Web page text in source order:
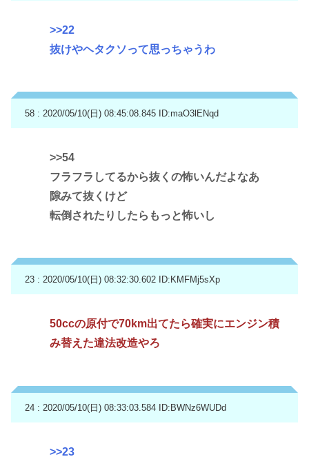
>>22
抜けやヘタクソって思っちゃうわ
58 : 2020/05/10(日) 08:45:08.845 ID:maO3lENqd
>>54
フラフラしてるから抜くの怖いんだよなあ
隙みて抜くけど
転倒されたりしたらもっと怖いし
23 : 2020/05/10(日) 08:32:30.602 ID:KMFMj5sXp
50ccの原付で70km出てたら確実にエンジン積
み替えた違法改造やろ
24 : 2020/05/10(日) 08:33:03.584 ID:BWNz6WUDd
>>23